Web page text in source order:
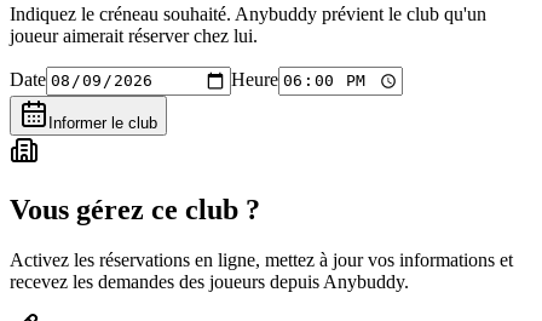
Indiquez le créneau souhaité. Anybuddy prévient le club qu'un
joueur aimerait réserver chez lui.
Date Heure
Informer le club
Vous gérez ce club ?
Activez les réservations en ligne, mettez à jour vos informations et
recevez les demandes des joueurs depuis Anybuddy.